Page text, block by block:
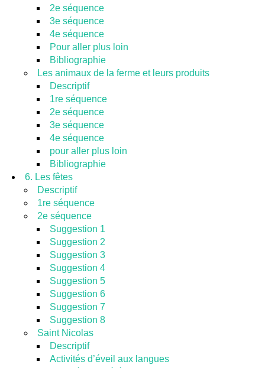
2e séquence
3e séquence
4e séquence
Pour aller plus loin
Bibliographie
Les animaux de la ferme et leurs produits
Descriptif
1re séquence
2e séquence
3e séquence
4e séquence
pour aller plus loin
Bibliographie
6. Les fêtes
Descriptif
1re séquence
2e séquence
Suggestion 1
Suggestion 2
Suggestion 3
Suggestion 4
Suggestion 5
Suggestion 6
Suggestion 7
Suggestion 8
Saint Nicolas
Descriptif
Activités d’éveil aux langues